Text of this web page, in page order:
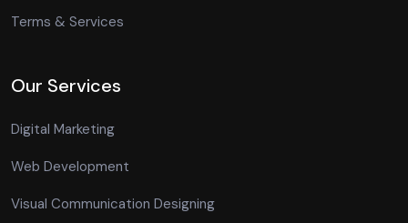
Terms & Services
Our Services
Digital Marketing
Web Development
Visual Communication Designing